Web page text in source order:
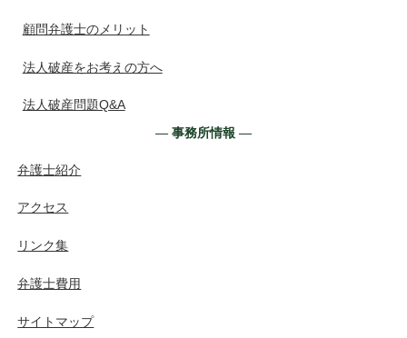
顧問弁護士のメリット
法人破産をお考えの方へ
法人破産問題Q&A
― 事務所情報 ―
弁護士紹介
アクセス
リンク集
弁護士費用
サイトマップ